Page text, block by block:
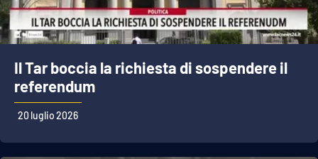
Il Tar boccia la richiesta di sospendere il
referendum
20 luglio 2026